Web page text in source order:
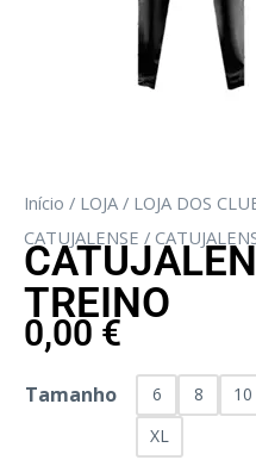
Início / LOJA / LOJA DOS
CATUJALENSE /
TREINO
0,00 €
Tamanho 6 8 10
XL